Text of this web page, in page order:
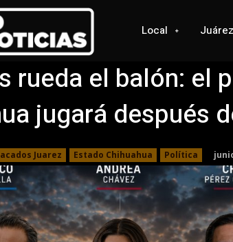
Local Juárez
rueda el balón: el
jugará después
Juarez Estado Chihuahua Política